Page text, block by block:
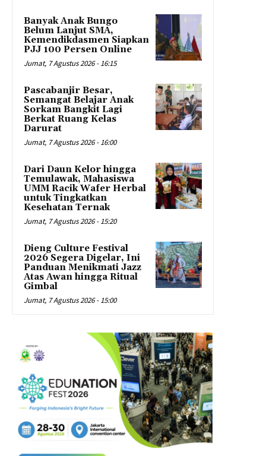
Banyak Anak Bungo
Belum Lanjut SMA,
Kemendikdasmen Siapkan
PJJ 100 Persen Online
Jumat, 7 Agustus 2026 - 16:15
Pascabanjir Besar,
Semangat Belajar Anak
Sorkam Bangkit Lagi
Berkat Ruang Kelas
Darurat
Jumat, 7 Agustus 2026 - 16:00
Dari Daun Kelor hingga
Temulawak, Mahasiswa
UMM Racik Wafer Herbal
untuk Tingkatkan
Kesehatan Ternak
Jumat, 7 Agustus 2026 - 15:20
Dieng Culture Festival
2026 Segera Digelar, Ini
Panduan Menikmati Jazz
Atas Awan hingga Ritual
Gimbal
Jumat, 7 Agustus 2026 - 15:00